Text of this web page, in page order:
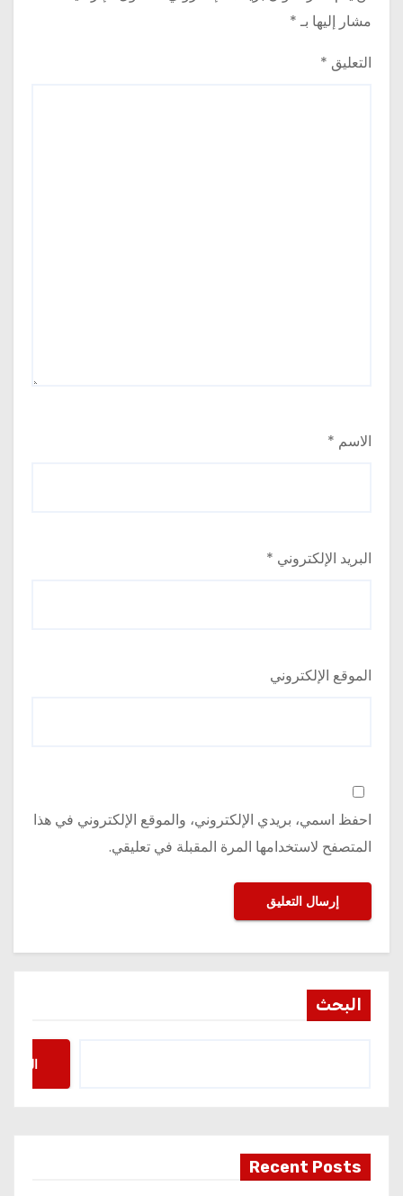
مشار إليها بـ*
التعليق *
الاسم *
البريد الإلكتروني *
الموقع الإلكتروني
احفظ اسمي، بريدي الإلكتروني، والموقع الإلكتروني في هذا
المتصفح لاستخدامها المرة المقبلة في تعليقي.
البحث
البحث
Recent Posts